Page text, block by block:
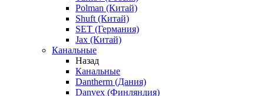
Polman (Китай)
Shuft (Китай)
SET (Германия)
Jax (Китай)
Канальные
Назад
Канальные
Dantherm (Дания)
Danvex (Финляндия)